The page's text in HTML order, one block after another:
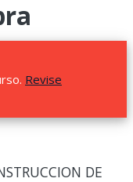
Revise
DE